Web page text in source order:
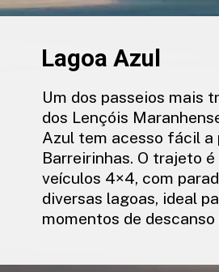
Lagoa Azul
Um dos passeios mais
dos Lençóis
Azul tem acesso fácil a
Barreirinhas. O trajeto
veículos 4×4, com
diversas lagoas, ideal
momentos de descanso